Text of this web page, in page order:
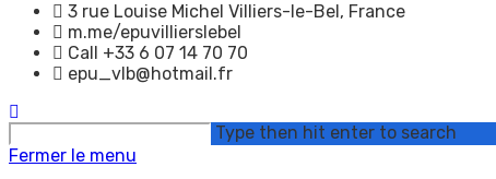
3 rue Louise Michel Villiers-le-Bel, France
m.me/epuvillierslebel
Call +33 6 07 14 70 70
epu_vlb@hotmail.fr
sur
Type then hit enter to search
Fermer le menu